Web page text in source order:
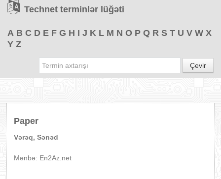
TƏDBİRLƏR
PROQRAMLAR
Technet terminlər lüğəti
A B C D E F G H I J K L M N O P Q R S T U V W X
Y Z
Çevir
Paper
Vərəq, Sənəd
Mənbə: En2Az.net